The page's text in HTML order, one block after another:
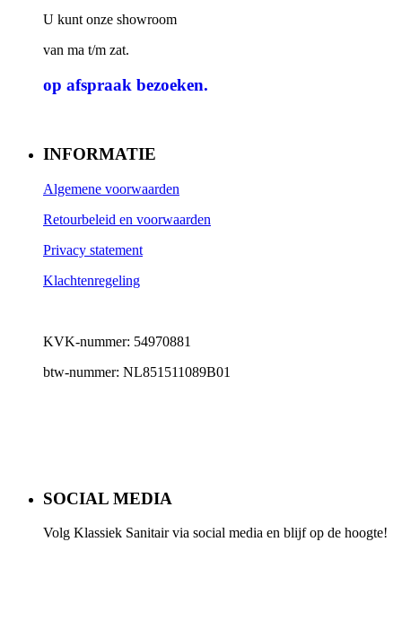
U kunt onze showroom
van ma t/m zat.
op afspraak bezoeken.
INFORMATIE
Algemene voorwaarden
Retourbeleid en voorwaarden
Privacy statement
Klachtenregeling
KVK-nummer: 54970881
btw-nummer: NL851511089B01
SOCIAL MEDIA
Volg Klassiek Sanitair via social media en blijf op de hoogte!